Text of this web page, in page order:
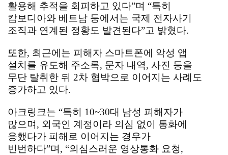
활용해 추적을 회피하고 있다”며 “특히
캄보디아와 베트남 등에서는 국제 전자사기
조직과 연계된 정황도 발견된다”고 밝혔다.
또한, 최근에는 피해자 스마트폰에 악성 앱
설치를 유도해 주소록, 문자 내역, 사진 등을
무단 탈취한 뒤 2차 협박으로 이어지는 사례도
증가하고 있다.
아크링크는 “특히 10~30대 남성 피해자가
많으며, 외국인 계정이라 의심 없이 통화에
응했다가 피해로 이어지는 경우가
빈번하다”며, “의심스러운 영상통화 요청,